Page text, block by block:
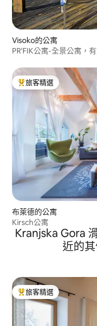
Visoko的公寓
PR'FIK公寓-全景公寓，
旅客精選榜首
旅客精選
布萊德的公寓
Kirsch公寓
Kranjska Gora
近的
旅客精選榜首
旅客精選